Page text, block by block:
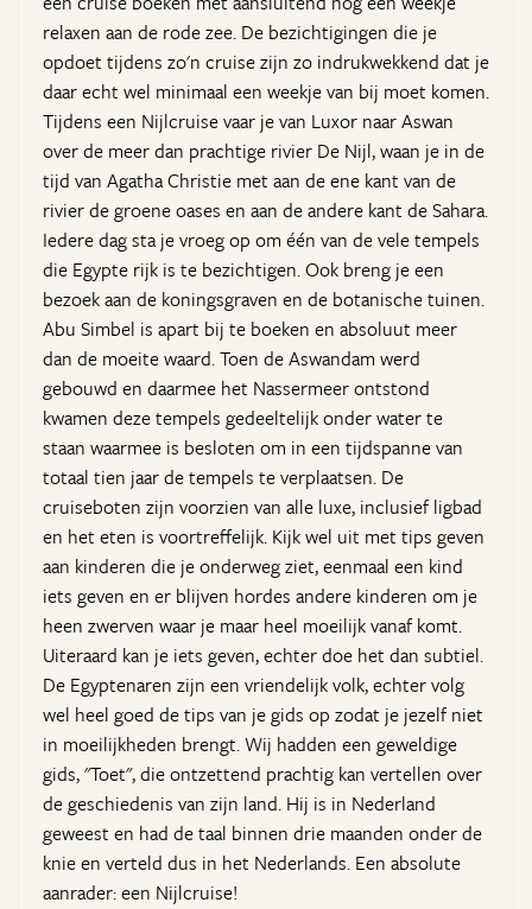
relaxen aan de rode zee. De bezichtigingen die je
opdoet tijdens zo'n cruise zijn zo indrukwekkend dat je
daar echt wel minimaal een weekje van bij moet komen.
Tijdens een Nijlcruise vaar je van Luxor naar Aswan
over de meer dan prachtige rivier De Nijl, waan je in de
tijd van Agatha Christie met aan de ene kant van de
rivier de groene oases en aan de andere kant de Sahara.
Iedere dag sta je vroeg op om één van de vele tempels
die Egypte rijk is te bezichtigen. Ook breng je een
bezoek aan de koningsgraven en de botanische tuinen.
Abu Simbel is apart bij te boeken en absoluut meer
dan de moeite waard. Toen de Aswandam werd
gebouwd en daarmee het Nassermeer ontstond
kwamen deze tempels gedeeltelijk onder water te
staan waarmee is besloten om in een tijdspanne van
totaal tien jaar de tempels te verplaatsen. De
cruiseboten zijn voorzien van alle luxe, inclusief ligbad
en het eten is voortreffelijk. Kijk wel uit met tips geven
aan kinderen die je onderweg ziet, eenmaal een kind
iets geven en er blijven hordes andere kinderen om je
heen zwerven waar je maar heel moeilijk vanaf komt.
Uiteraard kan je iets geven, echter doe het dan subtiel.
De Egyptenaren zijn een vriendelijk volk, echter volg
wel heel goed de tips van je gids op zodat je jezelf niet
in moeilijkheden brengt. Wij hadden een geweldige
gids, "Toet", die ontzettend prachtig kan vertellen over
de geschiedenis van zijn land. Hij is in Nederland
geweest en had de taal binnen drie maanden onder de
knie en verteld dus in het Nederlands. Een absolute
aanrader: een Nijlcruise!